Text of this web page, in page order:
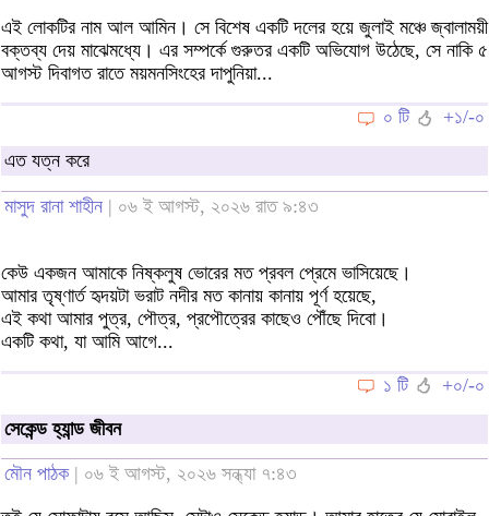
এই লোকটির নাম আল আমিন। সে বিশেষ একটি দলের হয়ে জুলাই মঞ্চে জ্বালাময়ী
বক্তব্য দেয় মাঝেমধ্যে। এর সম্পর্কে গুরুতর একটি অভিযোগ উঠেছে, সে নাকি ৫
আগস্ট দিবাগত রাতে ময়মনসিংহের দাপুনিয়া...
০ টি
+১/-০
এত যত্ন করে
মাসুদ রানা শাহীন | ০৬ ই আগস্ট, ২০২৬ রাত ৯:৪৩
কেউ একজন আমাকে নিষ্কলুষ ভোরের মত প্রবল প্রেমে ভাসিয়েছে।
আমার তৃষ্ণার্ত হৃদয়টা ভরাট নদীর মত কানায় কানায় পূর্ণ হয়েছে,
এই কথা আমার পুত্র, পৌত্র, প্রপৌত্রের কাছেও পৌঁছে দিবো।
একটি কথা, যা আমি আগে...
১ টি
+০/-০
সেকেন্ড হ্যান্ড জীবন
মৌন পাঠক| ০৬ ই আগস্ট, ২০২৬ সন্ধ্যা ৭:৪৩